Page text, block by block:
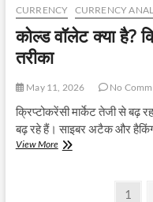
नजर
CURRENCY CURRENCY
कोल्ड वॉलेट क्या है?
तरीका
May 11, 2026 No
क्रिप्टोकरेंसी मार्केट तेजी से बढ़
बढ़ रहे हैं। साइबर अटैक और हैकिंग
View Moreकोल्ड
Page
1